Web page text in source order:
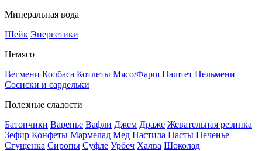
Минеральная вода
Шейк Энергетики
Немясо
Вегмени Колбаса Котлеты Мясо/Фарш Паштет Пельмени
Сосиски и сардельки
Полезные сладости
Батончики Варенье Вафли Джем Драже Жевательная резинка
Зефир Конфеты Мармелад Мед Пастила Пасты Печенье
Сгущенка Сиропы Суфле Урбеч Халва Шоколад